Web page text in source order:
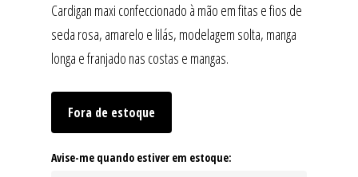
Cardigan maxi confeccionado à mão em fitas e fios de
seda rosa, amarelo e lilás, modelagem solta, manga
longa e franjado nas costas e mangas.
Fora de estoque
Avise-me quando estiver em estoque: